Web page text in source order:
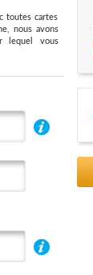
toutes cartes
nous avons
lequel vous